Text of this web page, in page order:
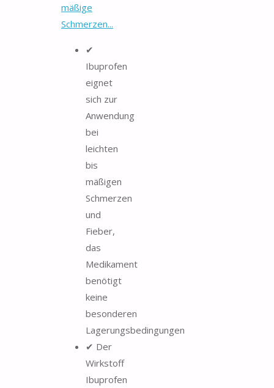
mäßige
Schmerzen...
✔
Ibuprofen
eignet
sich zur
Anwendung
bei
leichten
bis
mäßigen
Schmerzen
und
Fieber,
das
Medikament
benötigt
keine
besonderen
Lagerungsbedingungen
✔ Der
Wirkstoff
Ibuprofen